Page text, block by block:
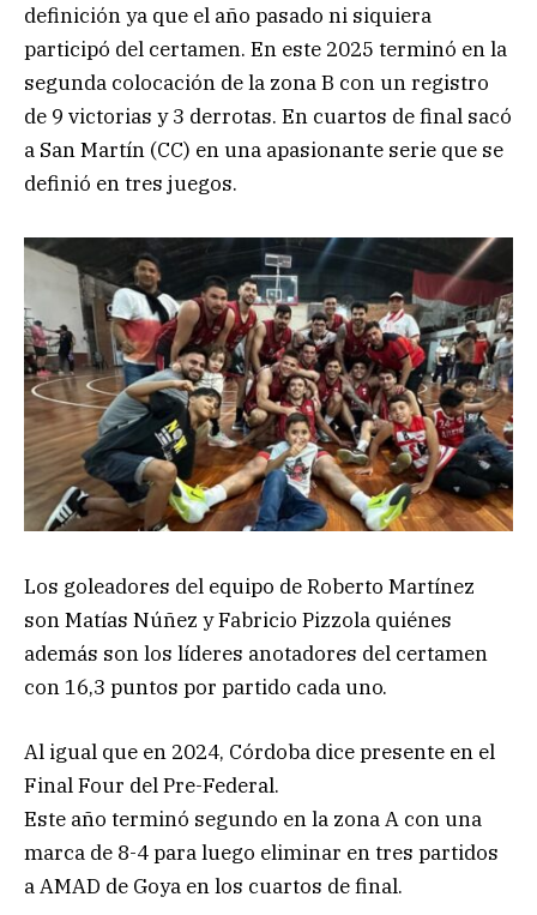
definición ya que el año pasado ni siquiera
participó del certamen. En este 2025 terminó en la
segunda colocación de la zona B con un registro
de 9 victorias y 3 derrotas. En cuartos de final sacó
a San Martín (CC) en una apasionante serie que se
definió en tres juegos.
Los goleadores del equipo de Roberto Martínez
son Matías Núñez y Fabricio Pizzola quiénes
además son los líderes anotadores del certamen
con 16,3 puntos por partido cada uno.
Al igual que en 2024, Córdoba dice presente en el
Final Four del Pre-Federal.
Este año terminó segundo en la zona A con una
marca de 8-4 para luego eliminar en tres partidos
a AMAD de Goya en los cuartos de final.